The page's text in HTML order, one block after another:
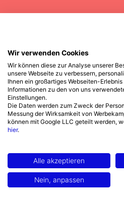
Archipoint
2026!
15.09. Düsseldorf
• 18.09. Frankfurt
Exklusiv für Fachbesucher.
176
Wir verwenden Cookies
Wir können diese zur Analyse unserer
unsere Webseite zu verbessern,
Ihnen ein großartiges Webseiten-
Informationen zu den von uns
Einstellungen.
Die Daten werden zum Zweck der
Messung der Wirksamkeit von
können mit Google LLC geteilt werden,
hier.
Alle akzeptieren
Nein, anpassen